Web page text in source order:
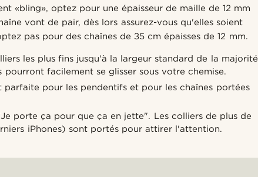
«bling», optez pour une épaisseur de maille de 12 mm
vont de pair, dès lors assurez-vous qu'elles soient
pas pour des chaînes de 35 cm épaisses de 12 mm.
les plus fins jusqu'à la largeur standard de la majorité
facilement se glisser sous votre chemise.
pour les pendentifs et pour les chaînes portées
porte ça pour que ça en jette". Les colliers de plus de
iPhones) sont portés pour attirer l'attention.